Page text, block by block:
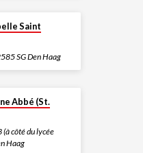
Saint
SG Den Haag
Abbé (St.
côté du lycée
Haag